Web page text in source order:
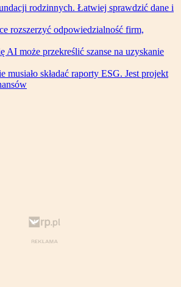
rodzinnych. Łatwiej sprawdzić dane i
rozszerzyć odpowiedzialność firm,
AI może przekreślić szanse na uzyskanie
musiało składać raporty ESG. Jest projekt